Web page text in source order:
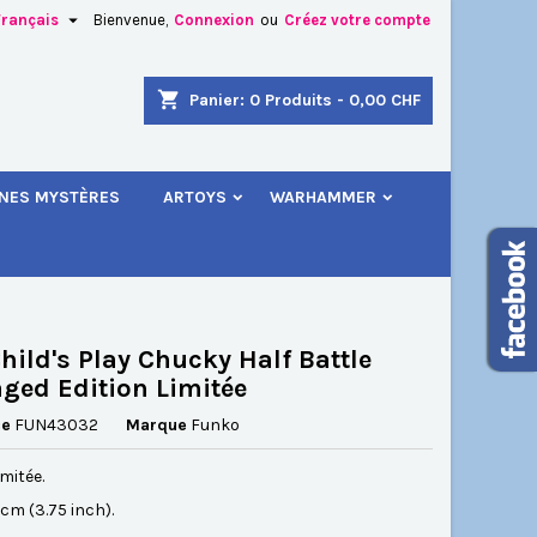
Bienvenue, Connexion ou Créez votre compte

shopping_cart Panier: 0 Produits - 0,00 CHF
MYSTÈRES ARTOYS WARHAMMER
Play Chucky Half Battle
Edition Limitée
FUN43032 Marque Funko
cm (3.75 inch).